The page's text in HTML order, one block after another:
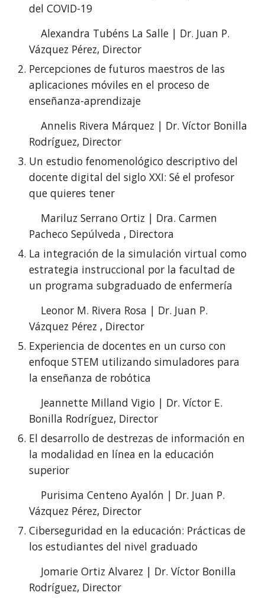
del COVID-19
Alexandra Tubéns La Salle | Dr. Juan P.
Vázquez Pérez, Director
Percepciones de futuros maestros de las
aplicaciones móviles en el proceso de
enseñanza-aprendizaje
Annelis Rivera Márquez | Dr. Víctor Bonilla
Rodríguez, Director
Un estudio fenomenológico descriptivo del
docente digital del siglo XXI: Sé el profesor
que quieres tener
Mariluz Serrano Ortiz | Dra. Carmen
Pacheco Sepúlveda , Directora
La integración de la simulación virtual como
estrategia instruccional por la facultad de
un programa subgraduado de enfermería
Leonor M. Rivera Rosa | Dr. Juan P.
Vázquez Pérez , Director
Experiencia de docentes en un curso con
enfoque STEM utilizando simuladores para
la enseñanza de robótica
Jeannette Milland Vigio | Dr. Víctor E.
Bonilla Rodríguez, Director
El desarrollo de destrezas de información en
la modalidad en línea en la educación
superior
Purisima Centeno Ayalón | Dr. Juan P.
Vázquez Pérez, Director
Ciberseguridad en la educación: Prácticas de
los estudiantes del nivel graduado
Jomarie Ortiz Alvarez | Dr. Víctor Bonilla
Rodríguez, Director